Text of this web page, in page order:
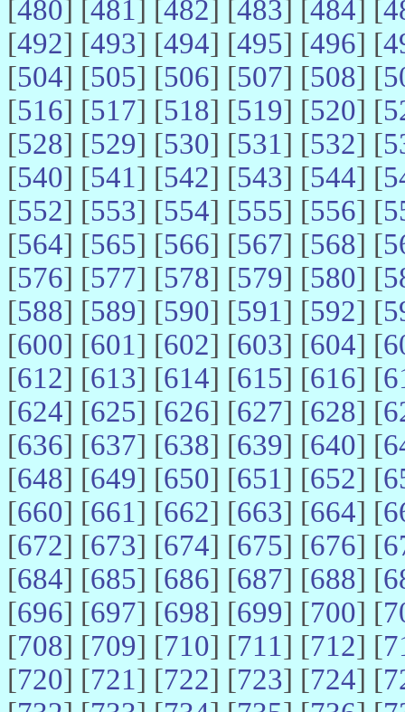
[480] [481] [482] [483] [484] [
[492] [493] [494] [495] [496] [
[504] [505] [506] [507] [508] [
[516] [517] [518] [519] [520] [
[528] [529] [530] [531] [532] [
[540] [541] [542] [543] [544] [
[552] [553] [554] [555] [556] [
[564] [565] [566] [567] [568] [
[576] [577] [578] [579] [580] [
[588] [589] [590] [591] [592] [
[600] [601] [602] [603] [604] [
[612] [613] [614] [615] [616] [
[624] [625] [626] [627] [628] [
[636] [637] [638] [639] [640] [
[648] [649] [650] [651] [652] [
[660] [661] [662] [663] [664] [
[672] [673] [674] [675] [676] [
[684] [685] [686] [687] [688] [
[696] [697] [698] [699] [700] [
[708] [709] [710] [711] [712] [
[720] [721] [722] [723] [724] [